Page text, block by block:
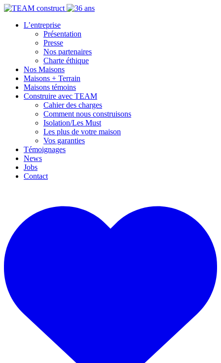
L’entreprise
Présentation
Presse
Nos partenaires
Charte éthique
Nos Maisons
Maisons + Terrain
Maisons témoins
Construire avec TEAM
Cahier des charges
Comment nous construisons
Isolation/Les Must
Les plus de votre maison
Vos garanties
Témoignages
News
Jobs
Contact